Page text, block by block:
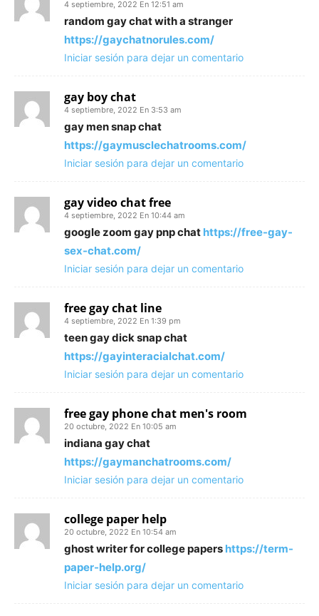
4 septiembre, 2022 En 12:51 am
random gay chat with a stranger
https://gaychatnorules.com/
Iniciar sesión para dejar un comentario
gay boy chat
4 septiembre, 2022 En 3:53 am
gay men snap chat
https://gaymusclechatrooms.com/
Iniciar sesión para dejar un comentario
gay video chat free
4 septiembre, 2022 En 10:44 am
google zoom gay pnp chat https://free-gay-
sex-chat.com/
Iniciar sesión para dejar un comentario
free gay chat line
4 septiembre, 2022 En 1:39 pm
teen gay dick snap chat
https://gayinteracialchat.com/
Iniciar sesión para dejar un comentario
free gay phone chat men's room
20 octubre, 2022 En 10:05 am
indiana gay chat
https://gaymanchatrooms.com/
Iniciar sesión para dejar un comentario
college paper help
20 octubre, 2022 En 10:54 am
ghost writer for college papers https://term-
paper-help.org/
Iniciar sesión para dejar un comentario